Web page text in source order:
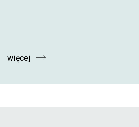
więcej